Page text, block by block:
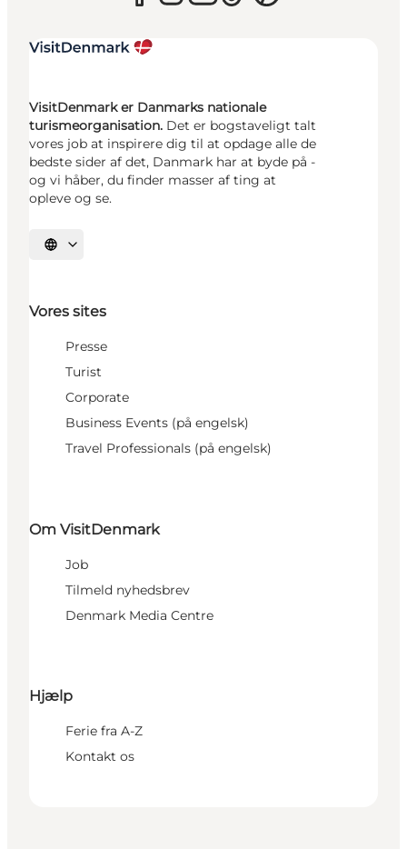
VisitDenmark er Danmarks nationale
turismeorganisation. Det er bogstaveligt talt
vores job at inspirere dig til at opdage alle de
bedste sider af det, Danmark har at byde på -
og vi håber, du finder masser af ting at
opleve og se.
Vælg sprog
Vores sites
Presse
Turist
Corporate
Business Events (på engelsk)
Travel Professionals (på engelsk)
Om VisitDenmark
Job
Tilmeld nyhedsbrev
Denmark Media Centre
Hjælp
Ferie fra A-Z
Kontakt os